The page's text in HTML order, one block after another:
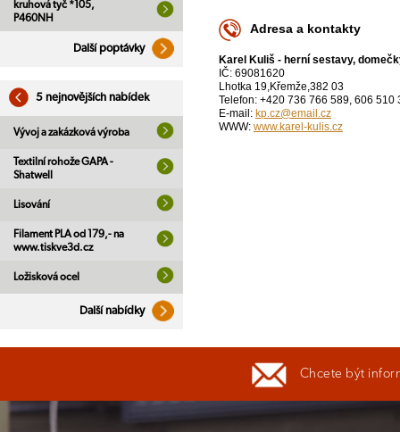
kruhová tyč *105,
P460NH
Další poptávky
5 nejnovějších nabídek
Vývoj a zakázková výroba
Textilní rohože GAPA -
Shatwell
Lisování
Filament PLA od 179,- na
www.tiskve3d.cz
Ložisková ocel
Další nabídky
Adresa a kontakty
Karel Kuliš - herní sestavy,
IČ: 69081620
Lhotka 19,Křemže,382 03
Telefon: +420 736 766 589, 606 510
E-mail: kp.cz@email.cz
WWW: www.karel-kulis.cz
Chcete být